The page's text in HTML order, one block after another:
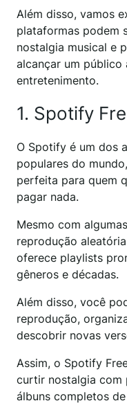
Além disso, vamos
plataformas podem
nostalgia musical e
alcançar um
entretenimento.
1. Spotify
O Spotify é um dos
populares do
perfeita para quem
pagar nada.
Mesmo com
reprodução
oferece playlists
gêneros e décadas.
Além disso, você
reprodução,
descobrir novas
Assim, o Spotify
curtir nostalgia com
álbuns completos